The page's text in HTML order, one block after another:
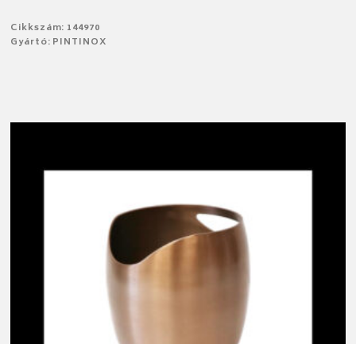
Cikkszám: 144970
Gyártó: PINTINOX